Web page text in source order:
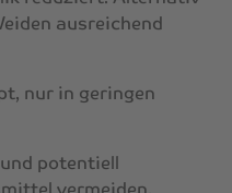
ausreichend
nur in geringen
potentiell